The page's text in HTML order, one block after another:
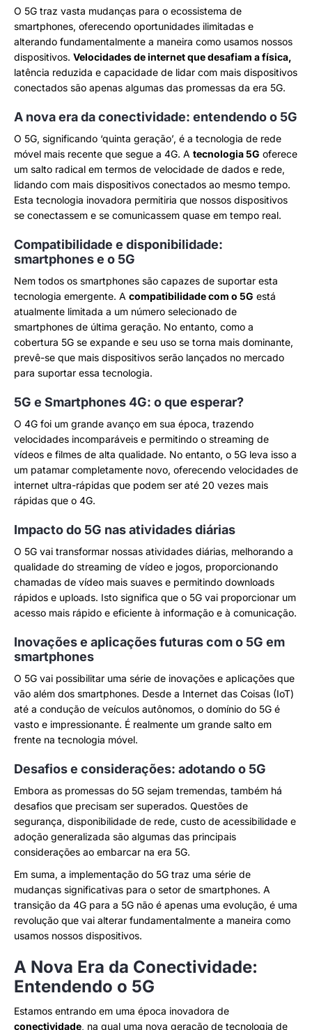
O 5G traz vasta mudanças para o ecossistema de
smartphones, oferecendo oportunidades ilimitadas e
alterando fundamentalmente a maneira como usamos nossos
dispositivos. Velocidades de internet que desafiam a física,
latência reduzida e capacidade de lidar com mais dispositivos
conectados são apenas algumas das promessas da era 5G.
A nova era da conectividade: entendendo o 5G
O 5G, significando ‘quinta geração’, é a tecnologia de rede
móvel mais recente que segue a 4G. A tecnologia 5G oferece
um salto radical em termos de velocidade de dados e rede,
lidando com mais dispositivos conectados ao mesmo tempo.
Esta tecnologia inovadora permitiria que nossos dispositivos
se conectassem e se comunicassem quase em tempo real.
Compatibilidade e disponibilidade:
smartphones e o 5G
Nem todos os smartphones são capazes de suportar esta
tecnologia emergente. A compatibilidade com o 5G está
atualmente limitada a um número selecionado de
smartphones de última geração. No entanto, como a
cobertura 5G se expande e seu uso se torna mais dominante,
prevê-se que mais dispositivos serão lançados no mercado
para suportar essa tecnologia.
5G e Smartphones 4G: o que esperar?
O 4G foi um grande avanço em sua época, trazendo
velocidades incomparáveis e permitindo o streaming de
vídeos e filmes de alta qualidade. No entanto, o 5G leva isso a
um patamar completamente novo, oferecendo velocidades de
internet ultra-rápidas que podem ser até 20 vezes mais
rápidas que o 4G.
Impacto do 5G nas atividades diárias
O 5G vai transformar nossas atividades diárias, melhorando a
qualidade do streaming de vídeo e jogos, proporcionando
chamadas de vídeo mais suaves e permitindo downloads
rápidos e uploads. Isto significa que o 5G vai proporcionar um
acesso mais rápido e eficiente à informação e à comunicação.
Inovações e aplicações futuras com o 5G em
smartphones
O 5G vai possibilitar uma série de inovações e aplicações que
vão além dos smartphones. Desde a Internet das Coisas (IoT)
até a condução de veículos autônomos, o domínio do 5G é
vasto e impressionante. É realmente um grande salto em
frente na tecnologia móvel.
Desafios e considerações: adotando o 5G
Embora as promessas do 5G sejam tremendas, também há
desafios que precisam ser superados. Questões de
segurança, disponibilidade de rede, custo de acessibilidade e
adoção generalizada são algumas das principais
considerações ao embarcar na era 5G.
Em suma, a implementação do 5G traz uma série de
mudanças significativas para o setor de smartphones. A
transição da 4G para a 5G não é apenas uma evolução, é uma
revolução que vai alterar fundamentalmente a maneira como
usamos nossos dispositivos.
A Nova Era da Conectividade:
Entendendo o 5G
Estamos entrando em uma época inovadora de
conectividade, na qual uma nova geração de tecnologia de